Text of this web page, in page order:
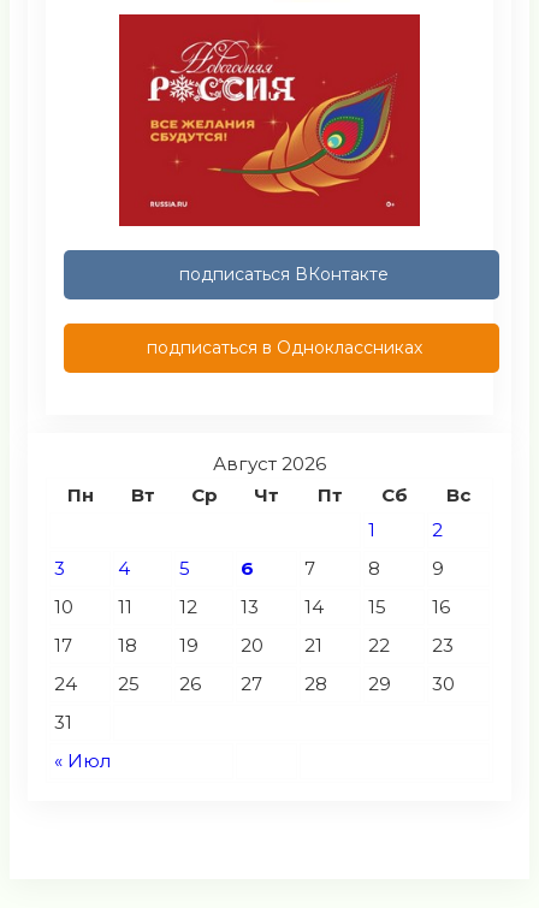
подписаться ВКонтакте
подписаться в Одноклассниках
Август 2026
Пн
Вт Ср Чт Пт Сб Вс
« Июл
1
2
3
4 5 6 7 8
9
10
11 12 13 14 15
16
17
18 19 20 21 22
23
24
25 26 27 28 29
30
31